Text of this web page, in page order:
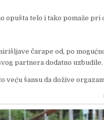
opušta telo i tako pomaže pri
čarape od, po
partnera dodatno uzbudile.
veću šansu da dožive